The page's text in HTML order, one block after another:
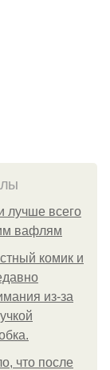
лучше всего
вафлям
комик и
из-за
что после